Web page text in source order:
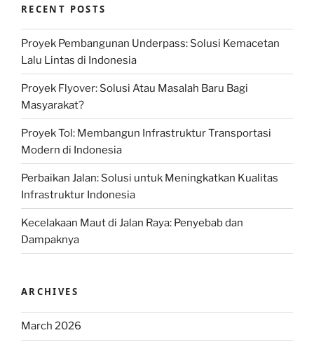
RECENT POSTS
Proyek Pembangunan Underpass: Solusi Kemacetan
Lalu Lintas di Indonesia
Proyek Flyover: Solusi Atau Masalah Baru Bagi
Masyarakat?
Proyek Tol: Membangun Infrastruktur Transportasi
Modern di Indonesia
Perbaikan Jalan: Solusi untuk Meningkatkan Kualitas
Infrastruktur Indonesia
Kecelakaan Maut di Jalan Raya: Penyebab dan
Dampaknya
ARCHIVES
March 2026